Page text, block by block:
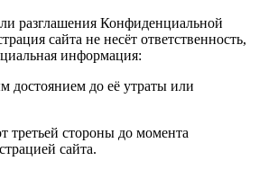
разглашения Конфиденциальной
сайта не несёт ответственность,
информация:
достоянием до её утраты или
третьей стороны до момента
сайта.